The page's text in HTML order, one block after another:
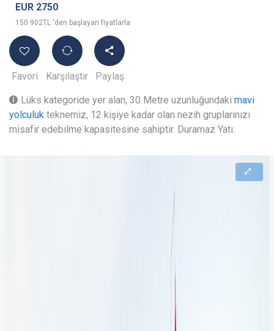
EUR 2750
150.902TL 'den başlayan fiyatlarla
Favori Karşılaştır Paylaş
Lüks kategoride yer alan, 30 Metre uzunluğundaki mavi
yolculuk teknemiz, 12 kişiye kadar olan nezih gruplarınızı
misafir edebilme kapasitesine sahiptir. Duramaz Yatı.